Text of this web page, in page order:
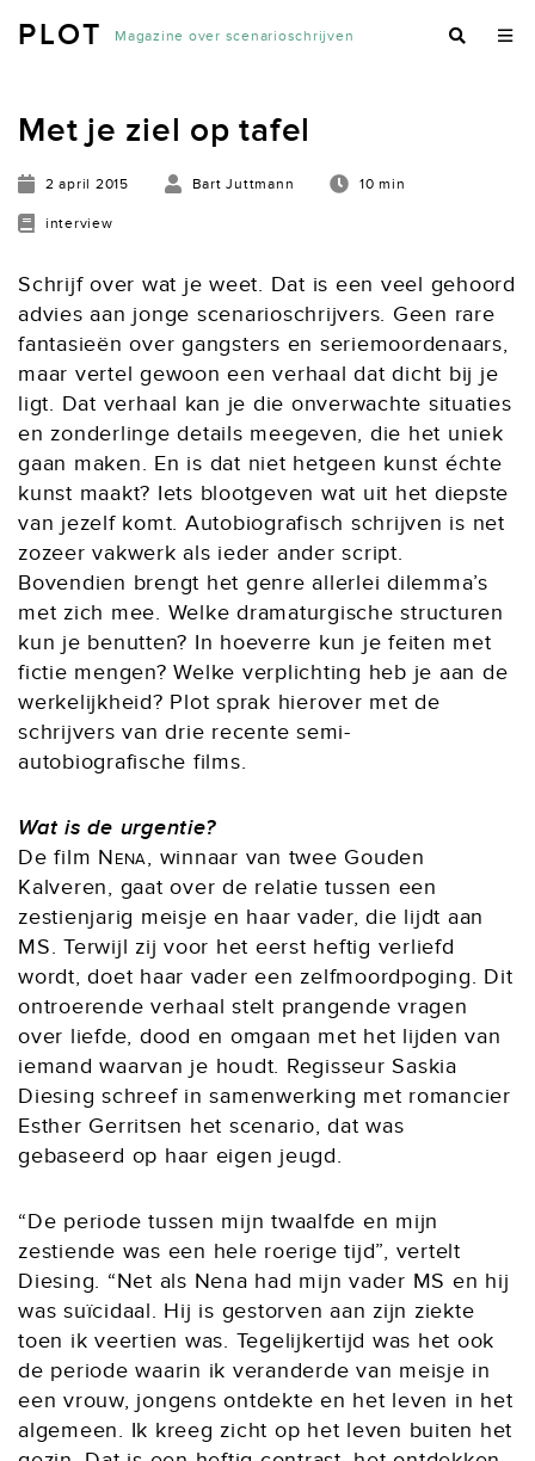
PLOT Magazine over scenarioschrijven
Met je ziel op tafel
2 april 2015 Bart Juttmann 10 min
interview
Schrijf over wat je weet. Dat is een veel gehoord
advies aan jonge scenarioschrijvers. Geen rare
fantasieën over gangsters en seriemoordenaars,
maar vertel gewoon een verhaal dat dicht bij je
ligt. Dat verhaal kan je die onverwachte situaties
en zonderlinge details meegeven, die het uniek
gaan maken. En is dat niet hetgeen kunst échte
kunst maakt? Iets blootgeven wat uit het diepste
van jezelf komt. Autobiografisch schrijven is net
zozeer vakwerk als ieder ander script.
Bovendien brengt het genre allerlei dilemma’s
met zich mee. Welke dramaturgische structuren
kun je benutten? In hoeverre kun je feiten met
fictie mengen? Welke verplichting heb je aan de
werkelijkheid? Plot sprak hierover met de
schrijvers van drie recente semi-
autobiografische films.
Wat is de urgentie?
De film Nena, winnaar van twee Gouden
Kalveren, gaat over de relatie tussen een
zestienjarig meisje en haar vader, die lijdt aan
MS. Terwijl zij voor het eerst heftig verliefd
wordt, doet haar vader een zelfmoordpoging. Dit
ontroerende verhaal stelt prangende vragen
over liefde, dood en omgaan met het lijden van
iemand waarvan je houdt. Regisseur Saskia
Diesing schreef in samenwerking met romancier
Esther Gerritsen het scenario, dat was
gebaseerd op haar eigen jeugd.
“De periode tussen mijn twaalfde en mijn
zestiende was een hele roerige tijd”, vertelt
Diesing. “Net als Nena had mijn vader MS en hij
was suïcidaal. Hij is gestorven aan zijn ziekte
toen ik veertien was. Tegelijkertijd was het ook
de periode waarin ik veranderde van meisje in
een vrouw, jongens ontdekte en het leven in het
algemeen. Ik kreeg zicht op het leven buiten het